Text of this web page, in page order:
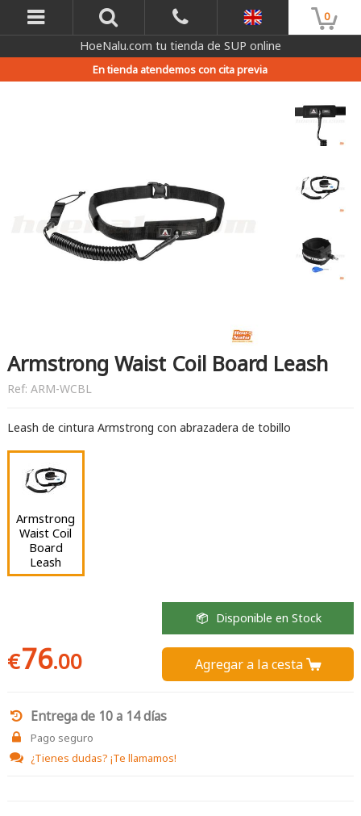
0
HoeNalu.com tu tienda de SUP online
En tienda atendemos con cita previa
Armstrong Waist Coil Board Leash
Ref: ARM-WCBL
Leash de cintura Armstrong con abrazadera de tobillo
Armstrong
Waist Coil
Board
Leash
€76.00
Disponible en Stock
Agregar a la cesta 
Entrega de 10 a 14 días
Pago seguro
¿Tienes dudas? ¡Te llamamos!